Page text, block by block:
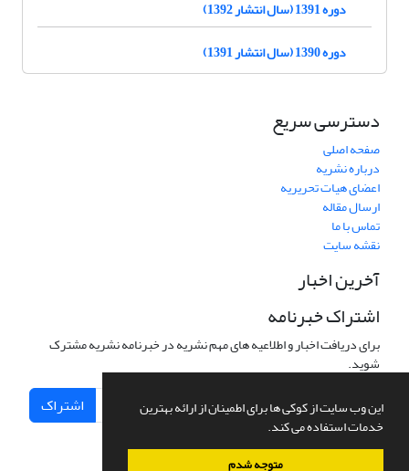
این وب سایت از کوکی ها برای اطمینان از ارائه بهترین
خدمات استفاده می کند.
متوجه شدم
دوره 1391 (سال انتشار 1392)
دوره 1390 (سال انتشار 1391)
دسترسی سریع
صفحه اصلی
درباره نشریه
اعضای هیات تحریریه
ارسال مقاله
تماس با ما
نقشه سایت
آخرین اخبار
اشتراک خبرنامه
برای دریافت اخبار و اطلاعیه های مهم نشریه در خبرنامه نشریه مشترک
شوید.
اشتراک